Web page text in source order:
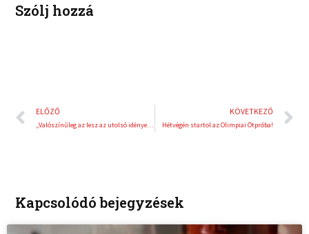
Szólj hozzá
Előző
ELŐZŐ
„Valószínűleg az lesz az utolsó idényem”
KÖVETKEZŐ
Hétvégén startol az Olimpiai Ötpróba!
Kapcsolódó bejegyzések